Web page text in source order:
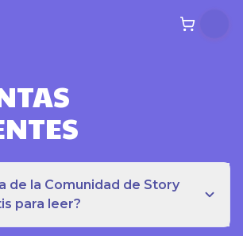
de la Comunidad de Story
para leer?